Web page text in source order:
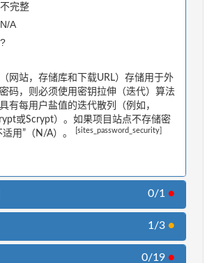
不完整
N/A
?
网站，存储库和下载URL）存储用于外
码，则必须使用密钥拉伸（迭代）算法
有每用户盐值的迭代散列（例如，
或Scrypt）。如果项目站点不存储密
用”（N/A）。
[sites_password_security]
0/1 ●
1/3 ●
0/19 ●